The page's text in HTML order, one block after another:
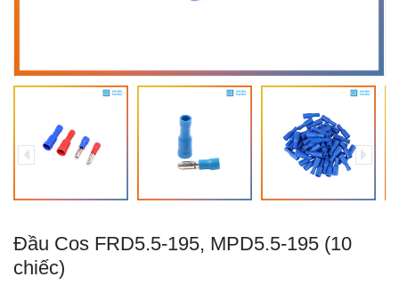
Đầu Cos FRD5.5-195, MPD5.5-195 (10
chiếc)